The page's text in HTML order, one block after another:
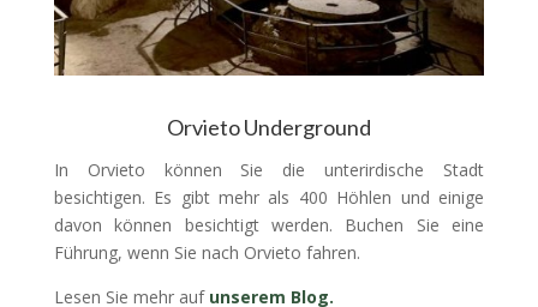
Orvieto Underground
In Orvieto können Sie die unterirdische Stadt
besichtigen. Es gibt mehr als 400 Höhlen und einige
davon können besichtigt werden. Buchen Sie eine
Führung, wenn Sie nach Orvieto fahren.
Lesen Sie mehr auf unserem Blog.